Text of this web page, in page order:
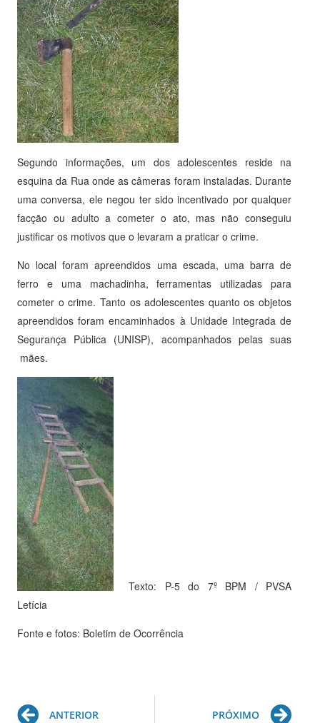
Segundo informações, um dos adolescentes reside na
esquina da Rua onde as câmeras foram instaladas. Durante
uma conversa, ele negou ter sido incentivado por qualquer
facção ou adulto a cometer o ato, mas não conseguiu
justificar os motivos que o levaram a praticar o crime.
No local foram apreendidos uma escada, uma barra de
ferro e uma machadinha, ferramentas utilizadas para
cometer o crime. Tanto os adolescentes quanto os objetos
apreendidos foram encaminhados à Unidade Integrada de
Segurança Pública (UNISP), acompanhados pelas suas
mães.
Texto: P-5 do 7º BPM / PVSA
Letícia
Fonte e fotos: Boletim de Ocorrência
Prev
ANTERIOR PRÓXIMO